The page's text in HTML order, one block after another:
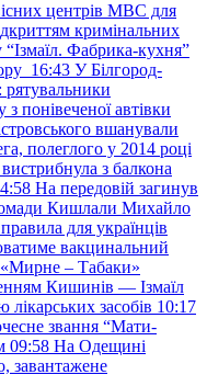
центрів МВС для
кримінальних
“Ізмаїл. Фабрика-кухня”
16:43 У Білгород-
рятувальники
понівеченої автівки
вшанували
полеглого у 2014 році
з балкона
На передовій загинув
Кишлали Михайло
для українців
вакцинальний
– Табаки»
Кишинів — Ізмаїл
лікарських засобів 10:17
звання “Мати-
09:58 На Одещині
завантажене